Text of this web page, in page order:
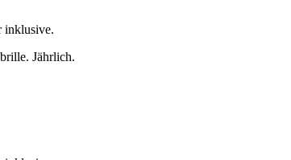
inklusive.
Jährlich.